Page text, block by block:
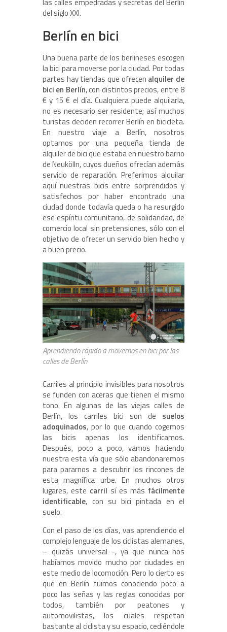
del siglo XXI.
Berlín en bici
Una buena parte de los berlineses escogen
la bici para moverse por la ciudad. Por todas
partes hay tiendas que ofrecen alquiler de
bici en Berlín, con distintos precios, entre 8
€ y 15 € el día. Cualquiera puede alquilarla,
no es necesario ser residente; así muchos
turistas deciden recorrer Berlín en bicicleta.
En nuestro viaje a Berlín, nosotros
optamos por una pequeña tienda de
alquiler de bici que estaba en nuestro barrio
de Neukölln, cuyos dueños ofrecían además
servicio de reparación. Preferimos alquilar
aquí nuestras bicis entre sorprendidos y
satisfechos por haber encontrado una
ciudad donde todavía queda o ha resurgido
ese espíritu comunitario, de solidaridad, de
comercio local sin pretensiones, sólo con el
objetivo de ofrecer un servicio bien hecho y
a buen precio.
Aprendiendo rápido a movernos en bici por las
calles de Berlín
Carriles al principio invisibles para nosotros
se funden con aceras que tienen el mismo
tono. En algunas de las viejas calles de
Berlín, los carriles bici son de suelos
adoquinados, por lo que cuando cogemos
las bicis apenas los identificamos.
Después, poco a poco, vamos haciendo
nuestra esta vía que sólo abandonaremos
para pararnos a descubrir los rincones de
esta magnífica urbe. En muchos otros
lugares, este carril sí es más fácilmente
identificable, con su bici pintada en el
suelo.
Con el paso de los días, vas aprendiendo el
complejo lenguaje de los ciclistas alemanes,
– quizás universal -, ya que nunca nos
habíamos movido mucho por ciudades en
este medio de locomoción. Pero lo cierto es
que en Berlín fuimos conociendo poco a
poco las señas y las reglas conocidas por
todos, también por peatones y
automovilistas, los cuales respetan
bastante al ciclista y su espacio, cediéndole